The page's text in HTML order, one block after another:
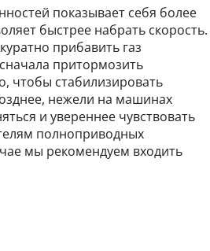
показывает себя более
быстрее набрать скорость.
прибавить газ
притормозить
чтобы стабилизировать
нежели на машинах
и увереннее чувствовать
полноприводных
мы рекомендуем входить